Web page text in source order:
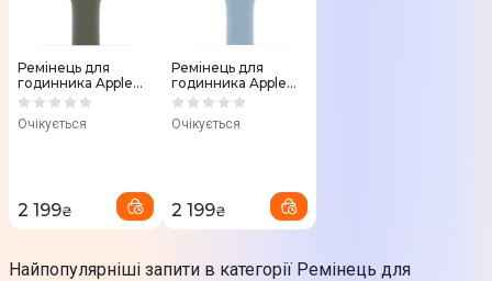
Ремінець для
годинника Apple
Watch 41mm (Olive)
Sport Band
Очікується
2 199₴
Ремінець для
годинника Apple
Watch 41mm (Sky)
Sport Band
Очікується
2 199₴
Найпопулярніші запити в категорії Ремінець для